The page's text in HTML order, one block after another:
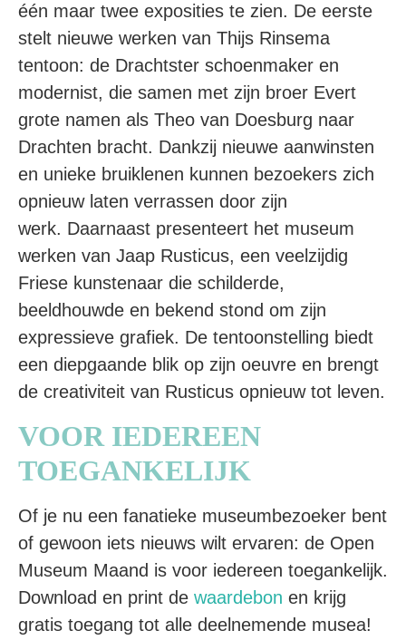
één maar twee exposities te zien. De eerste
stelt nieuwe werken van Thijs Rinsema
tentoon: de Drachtster schoenmaker en
modernist, die samen met zijn broer Evert
grote namen als Theo van Doesburg naar
Drachten bracht. Dankzij nieuwe aanwinsten
en unieke bruiklenen kunnen bezoekers zich
opnieuw laten verrassen door zijn
werk. Daarnaast presenteert het museum
werken van Jaap Rusticus, een veelzijdig
Friese kunstenaar die schilderde,
beeldhouwde en bekend stond om zijn
expressieve grafiek. De tentoonstelling biedt
een diepgaande blik op zijn oeuvre en brengt
de creativiteit van Rusticus opnieuw tot leven.
VOOR IEDEREEN
TOEGANKELIJK
Of je nu een fanatieke museumbezoeker bent
of gewoon iets nieuws wilt ervaren: de Open
Museum Maand is voor iedereen toegankelijk.
Download en print de waardebon en krijg
gratis toegang tot alle deelnemende musea!